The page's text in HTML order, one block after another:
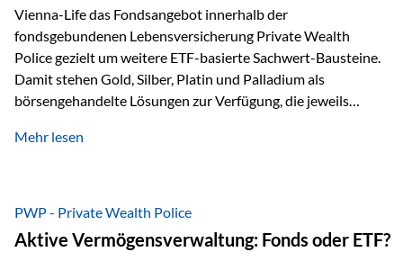
Vienna-Life das Fondsangebot innerhalb der
fondsgebundenen Lebensversicherung Private Wealth
Police gezielt um weitere ETF-basierte Sachwert-Bausteine.
Damit stehen Gold, Silber, Platin und Palladium als
börsengehandelte Lösungen zur Verfügung, die jeweils
dabei nicht auf einzelnen Marktmeinungen, sondern auf
Inflationsrobustheit und Stabilisierung – eingebettet in eine
liechtensteinische Versicherungsstruktur. Die
Sicherheitsarchitektur: Liechtenstein als Strukturprinzip Die
Mehr lesen
PWP - Private Wealth Police
Aktive Vermögensverwaltung: Fonds oder ETF?